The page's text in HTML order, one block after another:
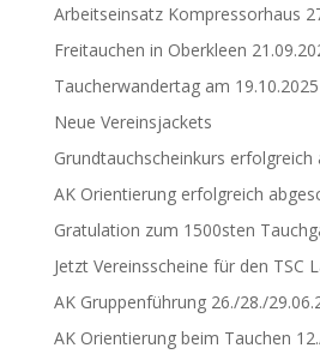
Arbeitseinsatz Kompressorhaus
Freitauchen in Oberkleen
Taucherwandertag am 19.10.2025
Neue Vereinsjackets
Grundtauchscheinkurs erfolgreich
AK Orientierung erfolgreich
Gratulation zum 1500sten
Jetzt Vereinsscheine für den TSC
AK Gruppenführung 26./28./
AK Orientierung beim Tauchen